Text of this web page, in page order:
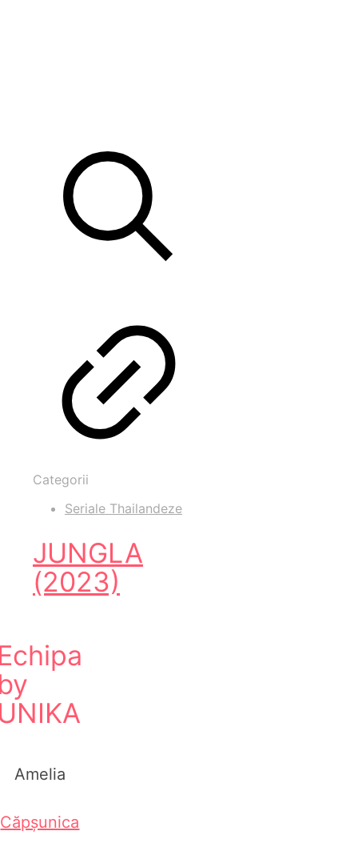
Categorii
Seriale Thailandeze
JUNGLA
(2023)
Amelia
Căpșunica